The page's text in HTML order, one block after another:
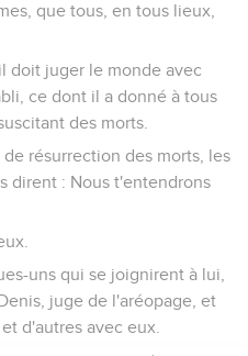
que tous, en tous lieux,
doit juger le monde avec
ce dont il a donné à tous
des morts.
résurrection des morts, les
dirent : Nous t'entendrons
uns qui se joignirent à lui,
juge de l'aréopage, et
d'autres avec eux.